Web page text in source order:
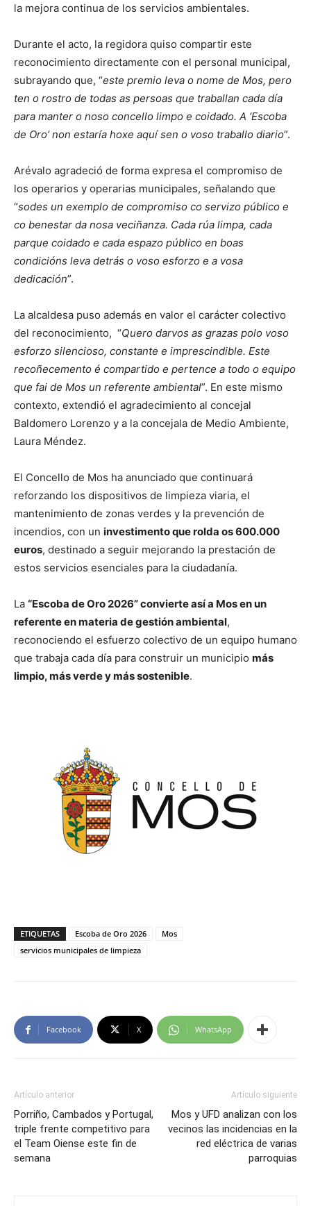
la mejora continua de los servicios ambientales.
Durante el acto, la regidora quiso compartir este
reconocimiento directamente con el personal municipal,
subrayando que, “este premio leva o nome de Mos, pero
ten o rostro de todas as persoas que traballan cada día
para manter o noso concello limpo e coidado. A ‘Escoba
de Oro’ non estaría hoxe aquí sen o voso traballo diario”.
Arévalo agradeció de forma expresa el compromiso de
los operarios y operarias municipales, señalando que
“sodes un exemplo de compromiso co servizo público e
co benestar da nosa veciñanza. Cada rúa limpa, cada
parque coidado e cada espazo público en boas
condicións leva detrás o voso esforzo e a vosa
dedicación”.
La alcaldesa puso además en valor el carácter colectivo
del reconocimiento, “Quero darvos as grazas polo voso
esforzo silencioso, constante e imprescindible. Este
recoñecemento é compartido e pertence a todo o equipo
que fai de Mos un referente ambiental”. En este mismo
contexto, extendió el agradecimiento al concejal
Baldomero Lorenzo y a la concejala de Medio Ambiente,
Laura Méndez.
El Concello de Mos ha anunciado que continuará
reforzando los dispositivos de limpieza viaria, el
mantenimiento de zonas verdes y la prevención de
incendios, con un investimento que rolda os 600.000
euros, destinado a seguir mejorando la prestación de
estos servicios esenciales para la ciudadanía.
La “Escoba de Oro 2026” convierte así a Mos en un
referente en materia de gestión ambiental,
reconociendo el esfuerzo colectivo de un equipo humano
que trabaja cada día para construir un municipio más
limpio, más verde y más sostenible.
ETIQUETAS Escoba de Oro 2026
Mos
servicios municipales de limpieza
Facebook X WhatsApp
Artículo anterior
Porriño, Cambados y Portugal,
triple frente competitivo para
el Team Oiense este fin de
semana
Artículo siguiente
Mos y UFD analizan con los
vecinos las incidencias en la
red eléctrica de varias
parroquias